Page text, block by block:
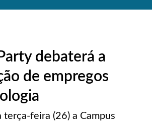
debaterá a
de empregos
terça-feira (26) a Campus